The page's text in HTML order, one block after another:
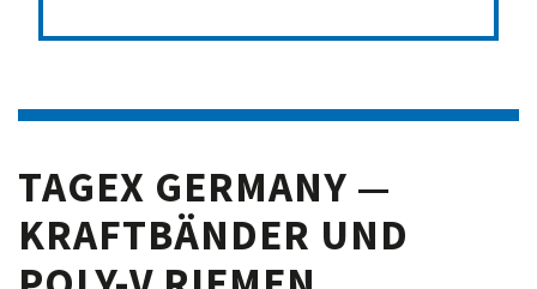
TAGEX GERMANY —
KRAFTBÄNDER UND